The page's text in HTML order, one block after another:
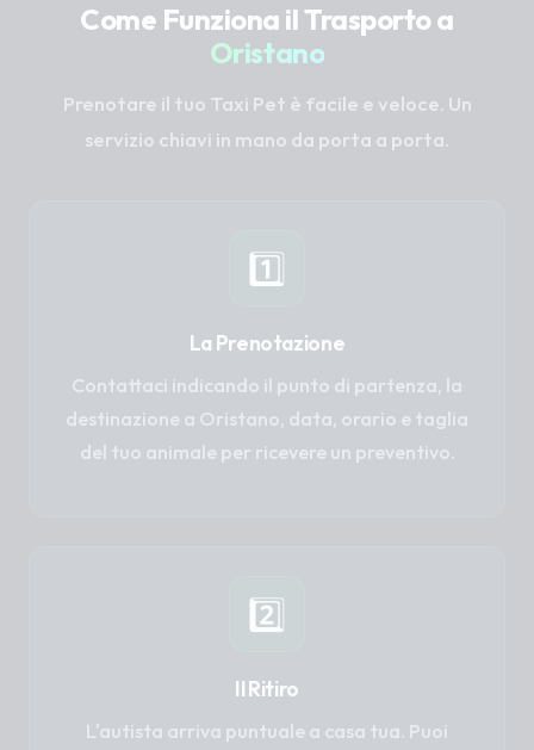
Come Funziona il Trasporto a
Oristano
Prenotare il tuo Taxi Pet è facile e veloce. Un
servizio chiavi in mano da porta a porta.
1️⃣
La Prenotazione
Contattaci indicando il punto di partenza, la
destinazione a Oristano, data, orario e taglia
del tuo animale per ricevere un preventivo.
2️⃣
Il Ritiro
L'autista arriva puntuale a casa tua. Puoi